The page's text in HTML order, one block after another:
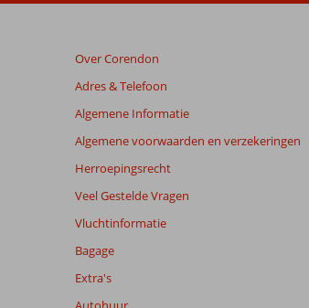
Beoordelingen
die
ouder
dan
48
maanden
worden
niet
Over Corendon
Adres & Telefoon
Algemene Informatie
Algemene voorwaarden en verzekeringen
Herroepingsrecht
Veel Gestelde Vragen
Vluchtinformatie
Bagage
Extra's